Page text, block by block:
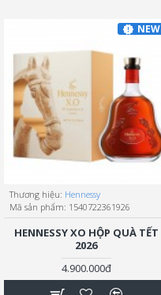
NEW
Thương hiệu: Hennessy
Mã sản phẩm: 1540722361926
HENNESSY XO HỘP QUÀ TẾT
2026
4.900.000đ